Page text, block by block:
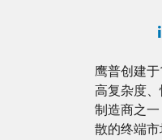
鹰普创建
高复杂度
制造商之
散的终端